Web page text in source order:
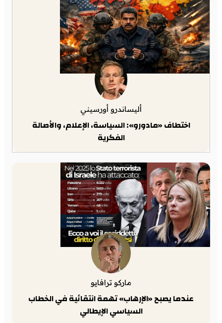
أليساندرو أورسيني
اختطاف «مادورو»: السياسة، الإعلام، والأصالة
الفكرية
ماركو ترافايو
عندما يصبح «الإرهاب» تهمة انتقائية في الخطاب
السياسي الإيطالي